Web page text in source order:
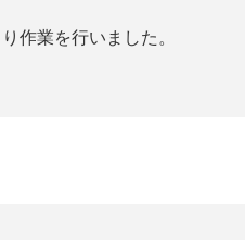
作業を行いました。